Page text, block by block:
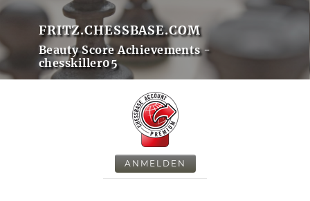
FRITZ.CHESSBASE.COM
Beauty Score Achievements -
chesskiller05
ANMELDEN